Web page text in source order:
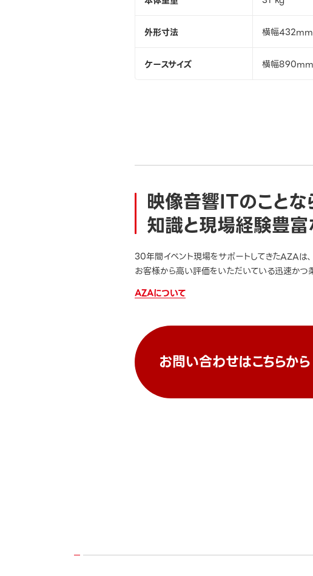
外形寸法 横幅
ケースサイズ 横幅
映像音響ITのことな
知識と現場経験豊富
30年間イベント現場をサポートしてきたAZAは
お客様から高い評価をいただいている迅速かつ
AZAについて
お問い合わせはこちらから